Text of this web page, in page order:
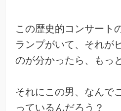
この歴史的コンサート
ランプがいて、それが
のが分かったら、もっ
それにこの男、なんで
っているんだろう？